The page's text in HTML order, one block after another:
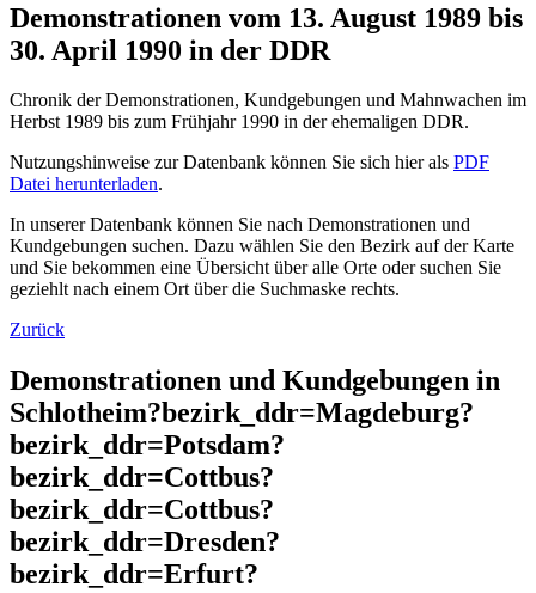
Demonstrationen vom 13. August 1989 bis
30. April 1990 in der DDR
Chronik der Demonstrationen, Kundgebungen und Mahnwachen im
Herbst 1989 bis zum Frühjahr 1990 in der ehemaligen DDR.
Nutzungshinweise zur Datenbank können Sie sich hier als PDF
Datei herunterladen.
In unserer Datenbank können Sie nach Demonstrationen und
Kundgebungen suchen. Dazu wählen Sie den Bezirk auf der Karte
und Sie bekommen eine Übersicht über alle Orte oder suchen Sie
geziehlt nach einem Ort über die Suchmaske rechts.
Zurück
Demonstrationen und Kundgebungen in
Schlotheim?bezirk_ddr=Magdeburg?
bezirk_ddr=Potsdam?
bezirk_ddr=Cottbus?
bezirk_ddr=Cottbus?
bezirk_ddr=Dresden?
bezirk_ddr=Erfurt?